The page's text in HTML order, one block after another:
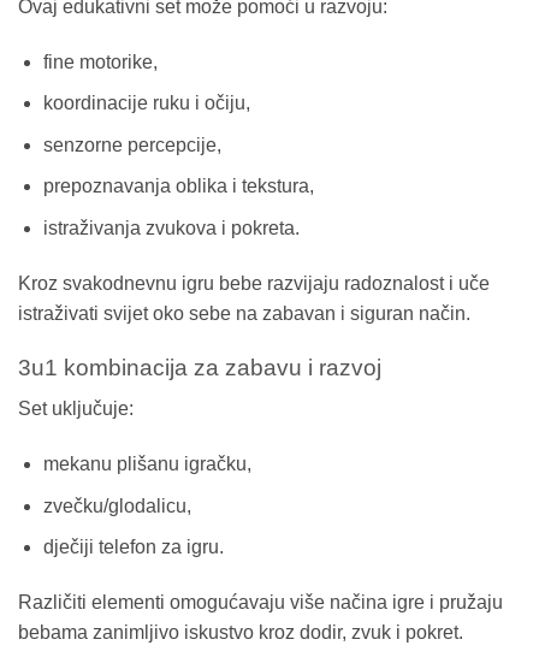
Ovaj edukativni set može pomoći u razvoju:
fine motorike,
koordinacije ruku i očiju,
senzorne percepcije,
prepoznavanja oblika i tekstura,
istraživanja zvukova i pokreta.
Kroz svakodnevnu igru bebe razvijaju radoznalost i uče
istraživati svijet oko sebe na zabavan i siguran način.
3u1 kombinacija za zabavu i razvoj
Set uključuje:
mekanu plišanu igračku,
zvečku/glodalicu,
dječiji telefon za igru.
Različiti elementi omogućavaju više načina igre i pružaju
bebama zanimljivo iskustvo kroz dodir, zvuk i pokret.